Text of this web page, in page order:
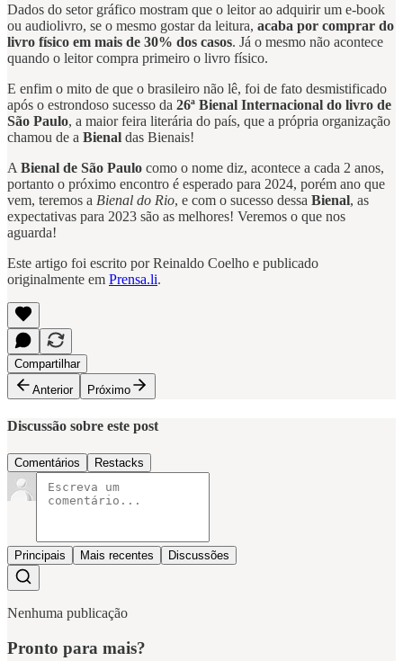
Dados do setor gráfico mostram que o leitor ao adquirir um e-book
ou audiolivro, se o mesmo gostar da leitura, acaba por comprar do
livro físico em mais de 30% dos casos. Já o mesmo não acontece
quando o leitor compra primeiro o livro físico.
E enfim o mito de que o brasileiro não lê, foi de fato desmistificado
após o estrondoso sucesso da 26ª Bienal Internacional do livro de
São Paulo, a maior feira literária do país, que a própria organização
chamou de a Bienal das Bienais!
A Bienal de São Paulo como o nome diz, acontece a cada 2 anos,
portanto o próximo encontro é esperado para 2024, porém ano que
vem, teremos a Bienal do Rio, e com o sucesso dessa Bienal, as
expectativas para 2023 são as melhores! Veremos o que nos
aguarda!
Este artigo foi escrito por Reinaldo Coelho e publicado
originalmente em Prensa.li.
Compartilhar
Anterior
Próximo
Discussão sobre este post
Comentários Restacks
Principais Mais recentes Discussões
Nenhuma publicação
Pronto para mais?